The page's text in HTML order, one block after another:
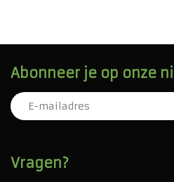
Vragen?
Abonneer je op onze